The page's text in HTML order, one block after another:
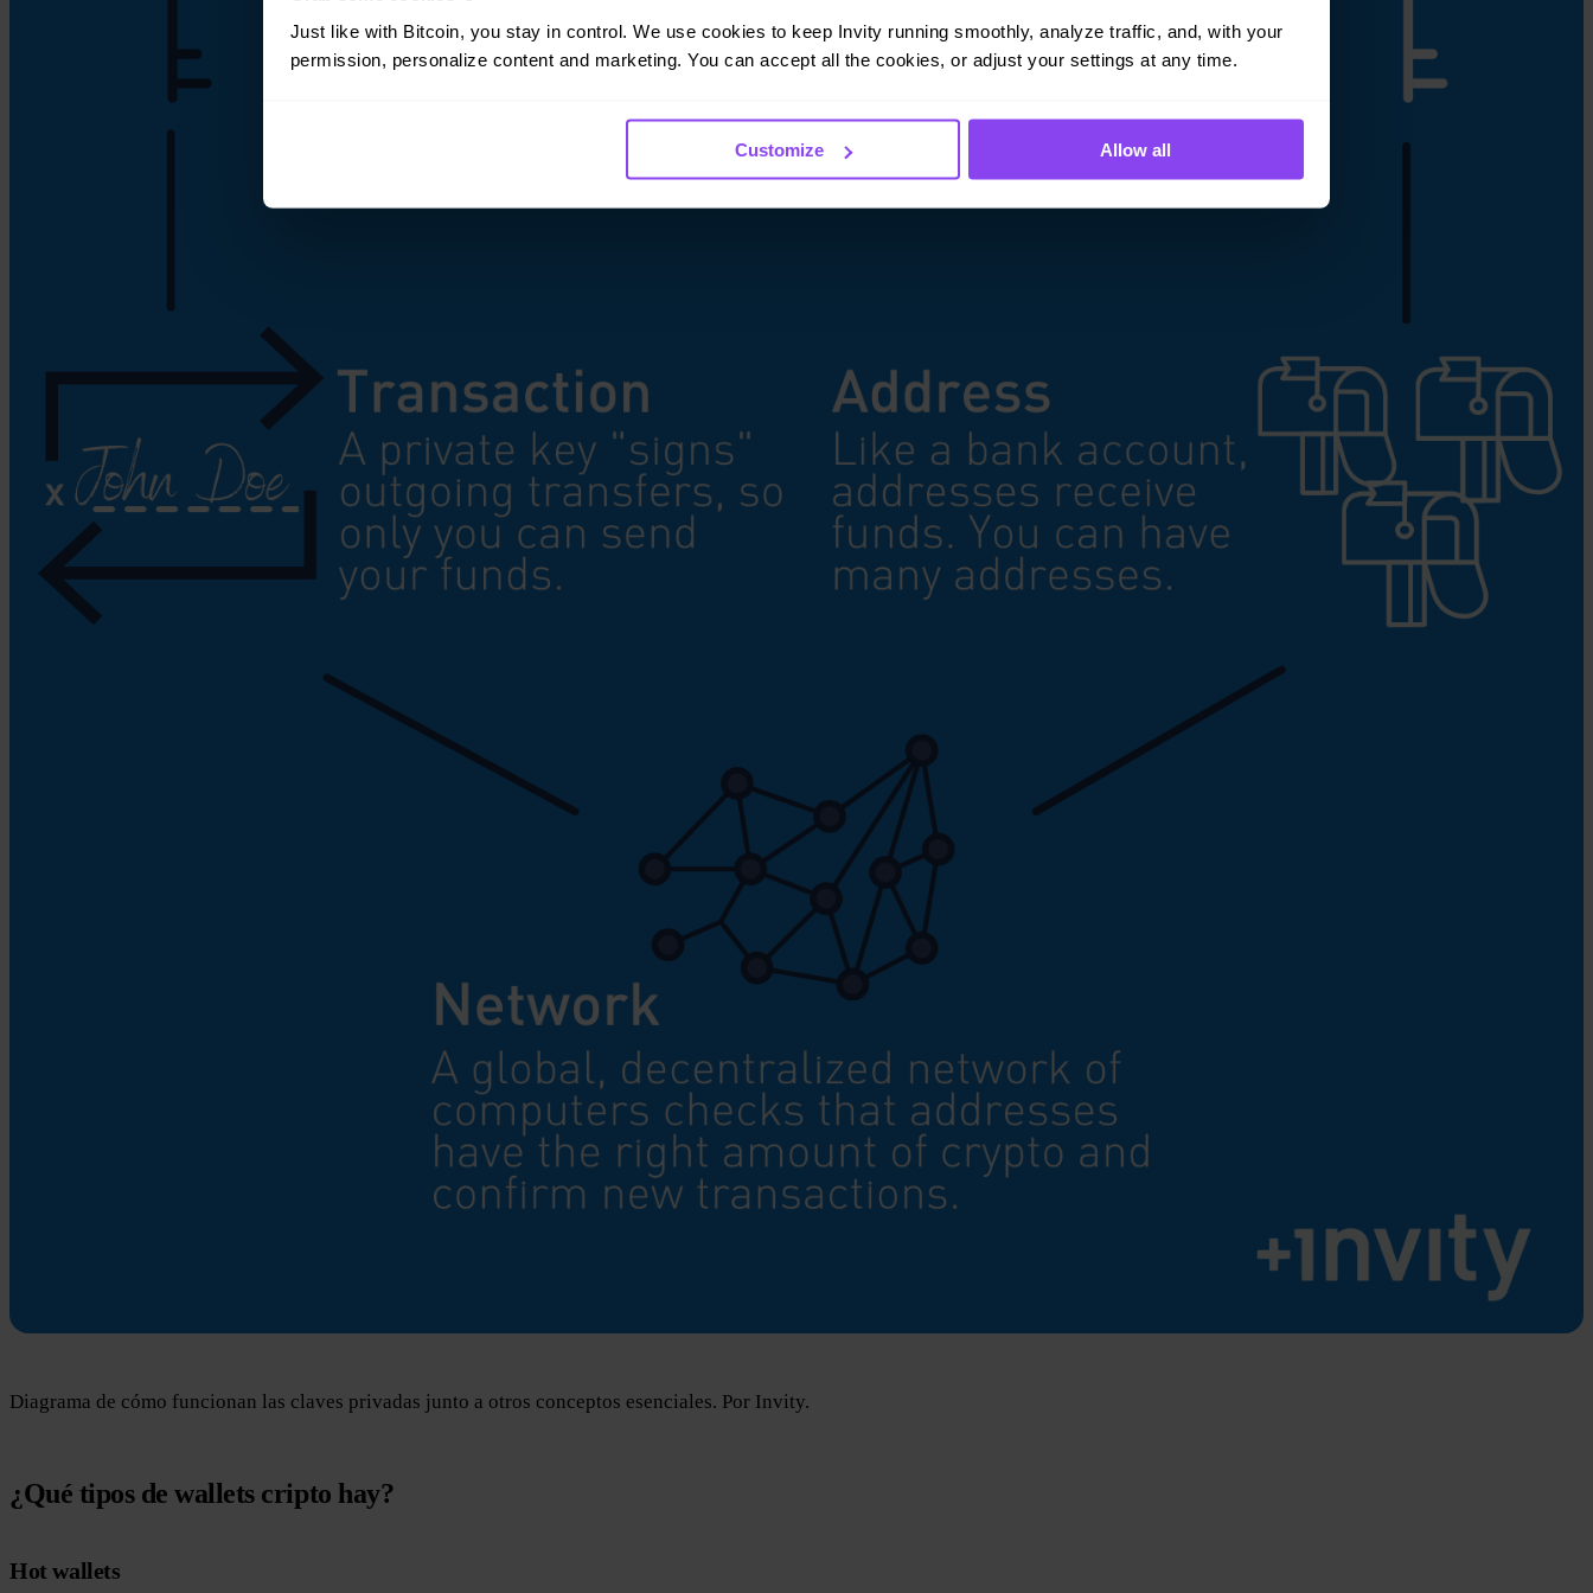
Just like with Bitcoin, you stay in control. We use cookies to keep Invity running smoothly, analyze traffic, and, with your
permission, personalize content and marketing. You can accept all the cookies, or adjust your settings at any time.
Customize Allow all
Diagrama de cómo funcionan las claves privadas junto a otros conceptos esenciales. Por Invity.
¿Qué tipos de wallets cripto hay?
Hot wallets